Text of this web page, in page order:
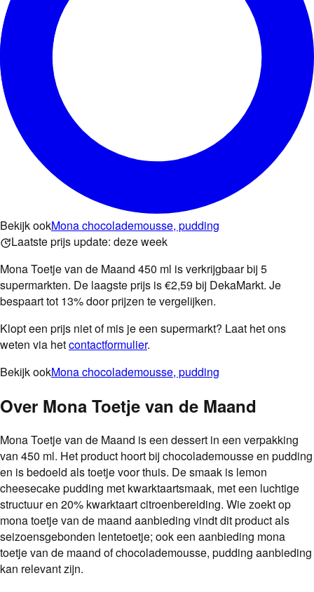
Bekijk ookMona chocolademousse, pudding
Laatste prijs update: deze week
Mona Toetje van de Maand 450 ml is verkrijgbaar bij 5
supermarkten. De laagste prijs is €2,59 bij DekaMarkt. Je
bespaart tot 13% door prijzen te vergelijken.
Klopt een prijs niet of mis je een supermarkt? Laat het ons
weten via hetcontactformulier.
Bekijk ookMona chocolademousse, pudding
Over Mona Toetje van de Maand
Mona Toetje van de Maand is een dessert in een verpakking
van 450 ml. Het product hoort bij chocolademousse en pudding
en is bedoeld als toetje voor thuis. De smaak is lemon
cheesecake pudding met kwarktaartsmaak, met een luchtige
structuur en 20% kwarktaart citroenbereiding. Wie zoekt op
mona toetje van de maand aanbieding vindt dit product als
seizoensgebonden lentetoetje; ook een aanbieding mona
toetje van de maand of chocolademousse, pudding aanbieding
kan relevant zijn.